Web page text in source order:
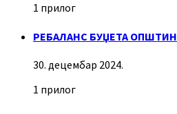
1 прилог
РЕБАЛАНС БУЏЕТА
30. децембар 2024.
1 прилог